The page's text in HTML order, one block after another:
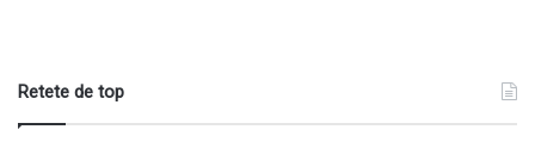
Retete de top